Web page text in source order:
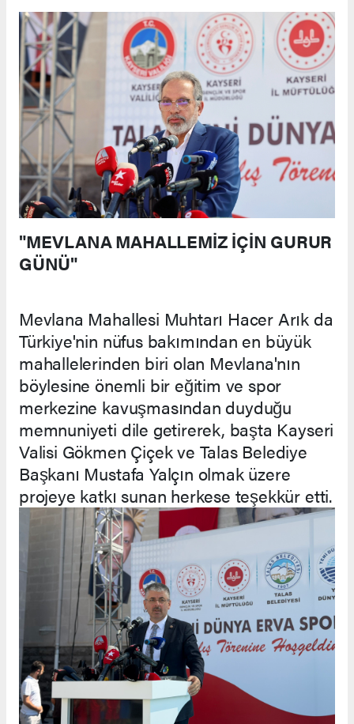
"MEVLANA MAHALLEMİZ İÇİN GURUR
GÜNÜ"
Mevlana Mahallesi Muhtarı Hacer Arık da
Türkiye'nin nüfus bakımından en büyük
mahallelerinden biri olan Mevlana'nın
böylesine önemli bir eğitim ve spor
merkezine kavuşmasından duyduğu
memnuniyeti dile getirerek, başta Kayseri
Valisi Gökmen Çiçek ve Talas Belediye
Başkanı Mustafa Yalçın olmak üzere
projeye katkı sunan herkese teşekkür etti.